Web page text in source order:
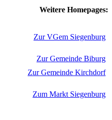
Weitere Homepages:
Zur VGem Siegenburg
Zur Gemeinde Biburg
Zur Gemeinde Kirchdorf
Zum Markt Siegenburg